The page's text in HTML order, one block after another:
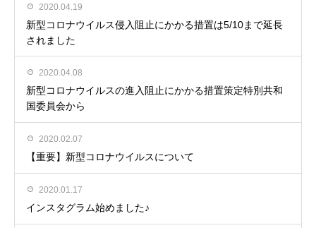
2020.04.19
新型コロナウイルス侵入阻止にかかる措置は5/10まで延長
されました
2020.04.08
新型コロナウイルスの進入阻止にかかる措置策定特別共和
国委員会から
2020.02.07
【重要】新型コロナウイルスについて
2020.01.17
インスタグラム始めました♪